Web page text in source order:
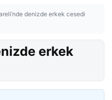
denizde erkek cesedi
erkek